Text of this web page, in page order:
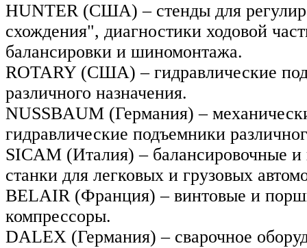
HUNTER (США) – стенды для
схождения", диагностики ходовой
балансировки и шиномонтажа.
ROTARY (США) – гидравлические
различного назначения.
NUSSBAUM (Германия) –
гидравлические подъемники
SICAM (Италия) – балансировочные
станки для легковых и грузовых
BELAIR (Франция) – винтовые и
компрессоры.
DALEX (Германия) – сварочное